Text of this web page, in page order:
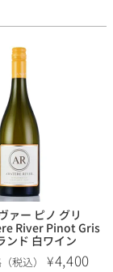
ァー ピノ グリ
River Pinot Gris
ンド 白ワイン
税込） ¥4,400